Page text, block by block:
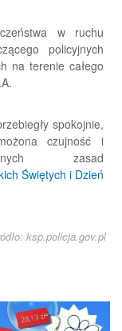
w ruchu
policyjnych
na terenie całego
spokojnie,
czujność i
zasad
Świętych i Dzień
ksp.policja.gov.pl